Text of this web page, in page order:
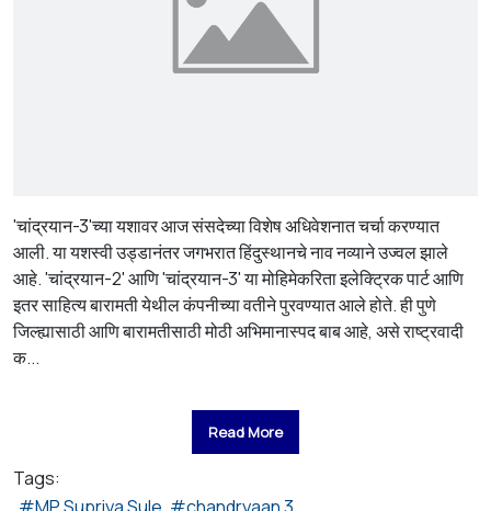
'चांद्रयान-3'च्या यशावर आज संसदेच्या विशेष अधिवेशनात चर्चा करण्यात
आली. या यशस्वी उड्डानंतर जगभरात हिंदुस्थानचे नाव नव्याने उज्वल झाले
आहे. 'चांद्रयान-2' आणि 'चांद्रयान-3' या मोहिमेकरिता इलेक्ट्रिक पार्ट आणि
इतर साहित्य बारामती येथील कंपनीच्या वतीने पुरवण्यात आले होते. ही पुणे
जिल्ह्यासाठी आणि बारामतीसाठी मोठी अभिमानास्पद बाब आहे, असे राष्ट्रवादी
क...
Read More
Tags: